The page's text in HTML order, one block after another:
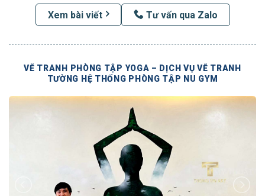
Xem bài viết Tư vấn qua Zalo
VẼ TRANH PHÒNG TẬP YOGA – DỊCH VỤ VẼ TRANH
TƯỜNG HỆ THỐNG PHÒNG TẬP NU GYM